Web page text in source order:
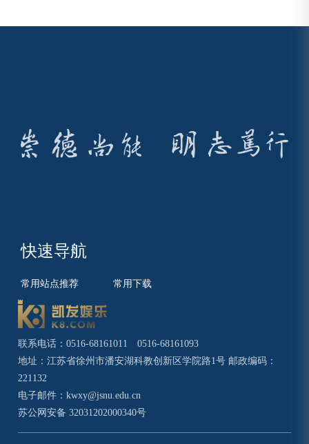
快速导航
常用站点推荐 常用下载
联系电话：0516-68161011 0516-68161093
地址：江苏省徐州市潘安湖科教创新区学院路1号 邮政编码：
221132
电子邮件：kwxy@jsnu.edu.cn
苏公网安备 32031202000340号